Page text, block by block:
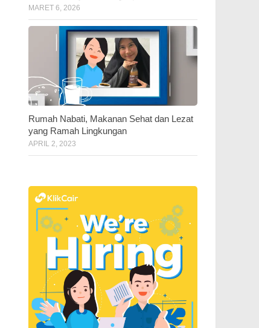
MARET 6, 2026
Rumah Nabati, Makanan Sehat dan Lezat
yang Ramah Lingkungan
APRIL 2, 2023